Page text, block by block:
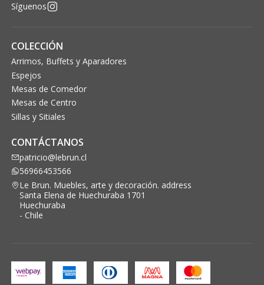
Síguenos
COLECCIÓN
Arrimos, Buffets y Aparadores
Espejos
Mesas de Comedor
Mesas de Centro
Sillas y Sitiales
CONTÁCTANOS
patricio@lebrun.cl
56966453566
Le Brun. Muebles, arte y decoración. address
Santa Elena de Huechuraba 1701
Huechuraba
- Chile